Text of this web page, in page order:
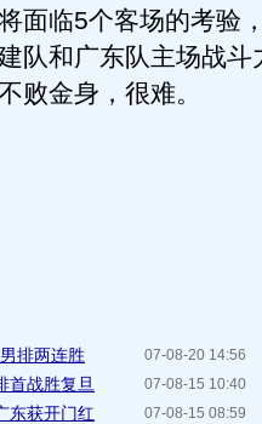
面临5个客场的考验
队和广东队主场战斗
败金身，很难。
07-08-20 14:56
排两连胜
07-08-15 10:40
首战胜复旦
07-08-15 08:59
东获开门红